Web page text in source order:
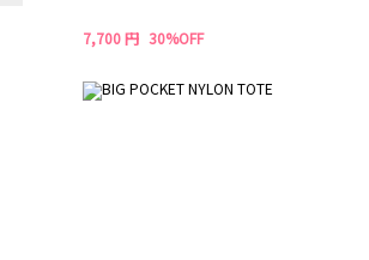
7,700 円 30%OFF